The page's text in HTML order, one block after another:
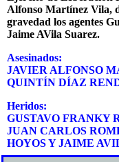
Alfonso Martínez Vila,
gravedad los agentes
Jaime AVila Suarez.
Asesinados:
JAVIER ALFONSO
QUINTÍN DÍAZ
Heridos:
GUSTAVO FRANKY
JUAN CARLOS
HOYOS Y JAIME